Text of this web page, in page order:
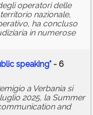
operatori delle
nazionale,
ha concluso
in numerose
speaking" - 6
a Verbania si
2025, la Summer
and